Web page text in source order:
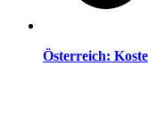
Österreich: